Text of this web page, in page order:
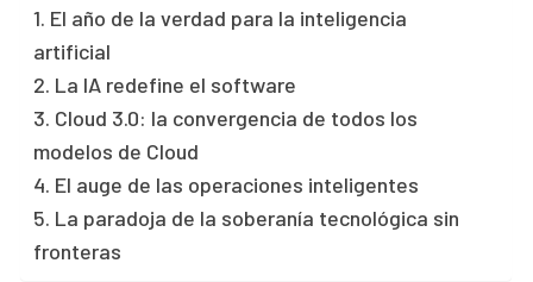
1. El año de la verdad para la inteligencia
artificial
2. La IA redefine el software
3. Cloud 3.0: la convergencia de todos los
modelos de Cloud
4. El auge de las operaciones inteligentes
5. La paradoja de la soberanía tecnológica sin
fronteras